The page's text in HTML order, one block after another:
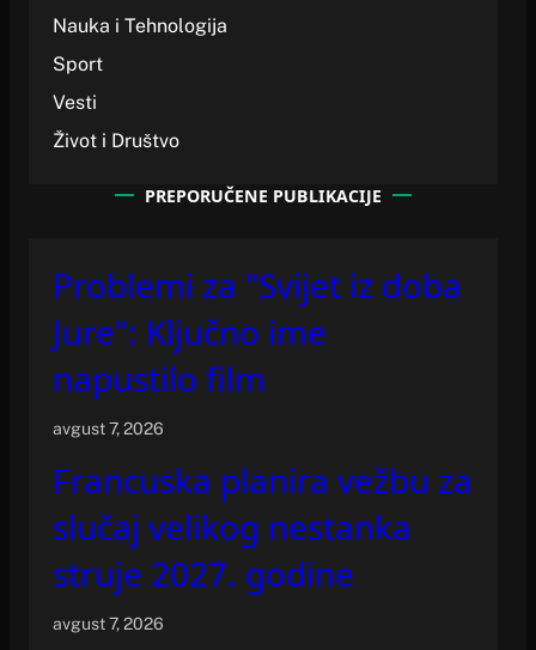
Nauka i Tehnologija
Sport
Vesti
Život i Društvo
PREPORUČENE PUBLIKACIJE
Problemi za "Svijet iz doba
Jure": Ključno ime
napustilo film
avgust 7, 2026
Francuska planira vežbu za
slučaj velikog nestanka
struje 2027. godine
avgust 7, 2026